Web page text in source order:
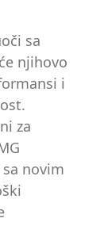
sa
njihovo
i
za
novim